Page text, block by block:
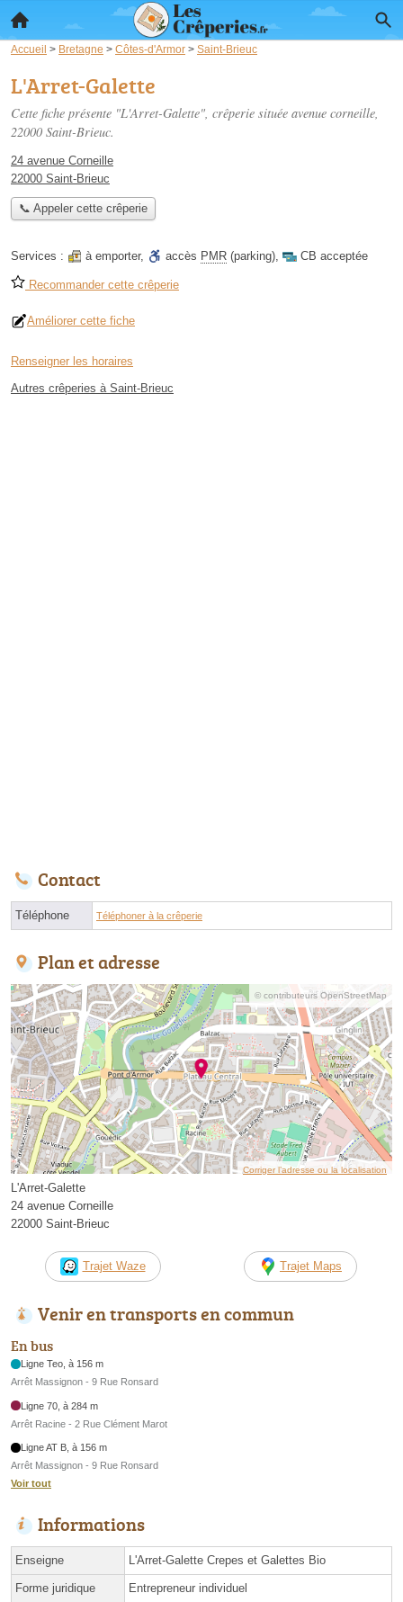
Accueil > Bretagne > Côtes-d'Armor > Saint-Brieuc
L'Arret-Galette
Cette fiche présente "L'Arret-Galette", crêperie située avenue corneille,
22000 Saint-Brieuc.
24 avenue Corneille
22000 Saint-Brieuc
📞 Appeler cette crêperie
Services : à emporter, accès PMR (parking), CB acceptée
Recommander cette crêperie
Améliorer cette fiche
Renseigner les horaires
Autres crêperies à Saint-Brieuc
Contact
Téléphone Téléphoner à la crêperie
Plan et adresse
© contributeurs OpenStreetMap
Corriger l’adresse ou la localisation
L'Arret-Galette
24 avenue Corneille
22000 Saint-Brieuc
Trajet Waze Trajet Maps
Venir en transports en commun
En bus
Ligne Teo, à 156 m
Arrêt Massignon - 9 Rue Ronsard
Ligne 70, à 284 m
Arrêt Racine - 2 Rue Clément Marot
Ligne AT B, à 156 m
Arrêt Massignon - 9 Rue Ronsard
Voir tout
Informations
Enseigne L'Arret-Galette Crepes et Galettes Bio
Forme juridique Entrepreneur individuel